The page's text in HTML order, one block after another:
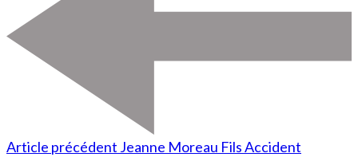
Article précédent Jeanne Moreau Fils Accident